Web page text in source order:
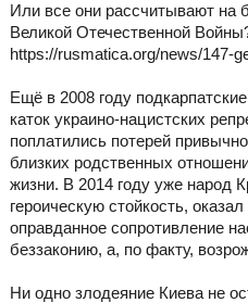
Или все они рассчитывают на
Великой Отечественной
https://rusmatica.org/news/147-
Ещё в 2008 году
каток украино-нацистских
поплатились потерей
близких родственных
жизни. В 2014 году уже народ
героическую стойкость,
оправданное сопротивление
беззаконию, а, по факту,
Ни одно злодеяние Киева не